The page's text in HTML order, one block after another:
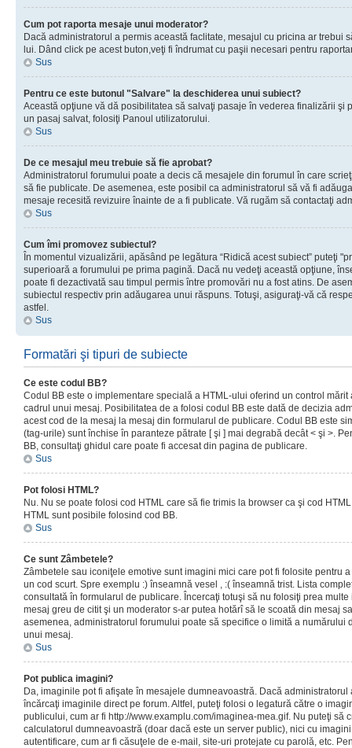
Cum pot raporta mesaje unui moderator?
Dacă administratorul a permis această faclitate, mesajul cu pricina ar trebui
lui. Dând click pe acest buton,veţi fi îndrumat cu paşii necesari pentru
Sus
Pentru ce este butonul "Salvare" la deschiderea unui subiect?
Această opţiune vă dă posibilitatea să salvaţi pasaje în vederea finalizării şi
un pasaj salvat, folosiţi Panoul utilizatorului.
Sus
De ce mesajul meu trebuie să fie aprobat?
Administratorul forumului poate a decis că mesajele din forumul în care
să fie publicate. De asemenea, este posibil ca administratorul să vă fi
mesaje recesită revizuire înainte de a fi publicate. Vă rugăm să contactaţi
Sus
Cum îmi promovez subiectul?
În momentul vizualizării, apăsând pe legătura “Ridică acest subiect” puteţi
superioară a forumului pe prima pagină. Dacă nu vedeţi această opţiune,
poate fi dezactivată sau timpul permis între promovări nu a fost atins. De
subiectul respectiv prin adăugarea unui răspuns. Totuşi, asiguraţi-vă că
astfel.
Sus
Formatări şi tipuri de subiecte
Ce este codul BB?
Codul BB este o implementare specială a HTML-ului oferind un control
cadrul unui mesaj. Posibilitatea de a folosi codul BB este dată de decizia
acest cod de la mesaj la mesaj din formularul de publicare. Codul BB este
(tag-urile) sunt închise în paranteze pătrate [ şi ] mai degrabă decât < şi >.
BB, consultaţi ghidul care poate fi accesat din pagina de publicare.
Sus
Pot folosi HTML?
Nu. Nu se poate folosi cod HTML care să fie trimis la browser ca şi cod
HTML sunt posibile folosind cod BB.
Sus
Ce sunt Zâmbetele?
Zâmbetele sau iconiţele emotive sunt imagini mici care pot fi folosite pentru
un cod scurt. Spre exemplu :) înseamnă vesel , :( înseamnă trist. Lista
consultată în formularul de publicare. Încercaţi totuşi să nu folosiţi prea
mesaj greu de citit şi un moderator s-ar putea hotărî să le scoată din mesaj
asemenea, administratorul forumului poate să specifice o limită a numărului
unui mesaj.
Sus
Pot publica imagini?
Da, imaginile pot fi afişate în mesajele dumneavoastră. Dacă
încărcaţi imaginile direct pe forum. Altfel, puteţi folosi o legatură către o
publicului, cum ar fi http://www.examplu.com/imaginea-mea.gif. Nu puteţi să
calculatorul dumneavoastră (doar dacă este un server public), nici cu
autentificare, cum ar fi căsuţele de e-mail, site-uri protejate cu parolă, etc.